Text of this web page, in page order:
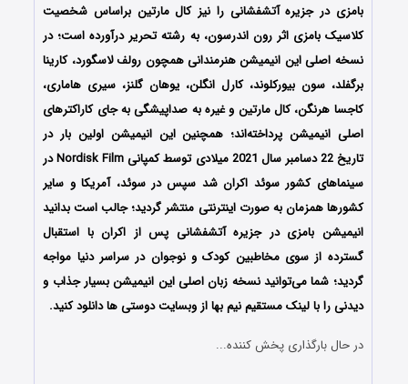
بامزی در جزیره آتشفشانی را نیز کال مارتین براساس شخصیت
کلاسیک بامزی اثر رون اندرسون، به رشته تحریر درآورده‌‌‌ است؛ در
نسخه اصلی این انیمیشن هنرمندانی همچون رولف لاسگورد، کارینا
برگفلد، سون بیورکلوند، کارل انگلن، یوهان گلنز، سیری هاماری،
کاجسا هرنگن، کال مارتین و غیره به صداپیشگی به جای کاراکترهای
اصلی انیمیشن پرداخته‌اند؛ همچنین این انیمیشن اولین بار در
تاریخ 22 دسامبر سال 2021 میلادی توسط کمپانی Nordisk Film در
سینماهای کشور سوئد اکران شد سپس در سوئد، آمریکا و سایر
کشورها همزمان به صورت اینترنتی منتشر گردید؛ جالب است بدانید
انیمیشن بامزی در جزیره آتشفشانی پس از اکران با استقبال
گسترده از سوی مخاطبین کودک و نوجوان در سراسر دنیا مواجه
گردید؛ شما می‌توانید نسخه زبان اصلی این انیمیشن بسیار جذاب و
دیدنی را با لینک مستقیم نیم بها از وبسایت دوستی ها دانلود کنید.
در حال بارگذاری پخش کننده...